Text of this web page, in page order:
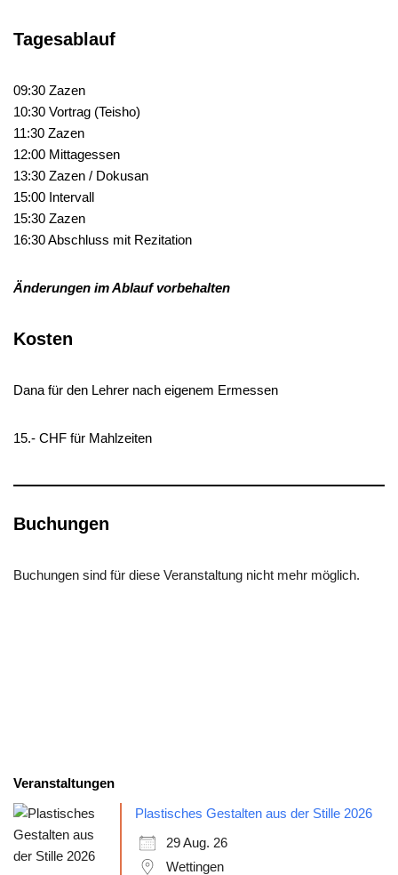
Tagesablauf
09:30 Zazen
10:30 Vortrag (Teisho)
11:30 Zazen
12:00 Mittagessen
13:30 Zazen / Dokusan
15:00 Intervall
15:30 Zazen
16:30 Abschluss mit Rezitation
Änderungen im Ablauf vorbehalten
Kosten
Dana für den Lehrer nach eigenem Ermessen
15.- CHF für Mahlzeiten
Buchungen
Buchungen sind für diese Veranstaltung nicht mehr möglich.
Veranstaltungen
Plastisches Gestalten aus der Stille 2026
29 Aug. 26
Wettingen